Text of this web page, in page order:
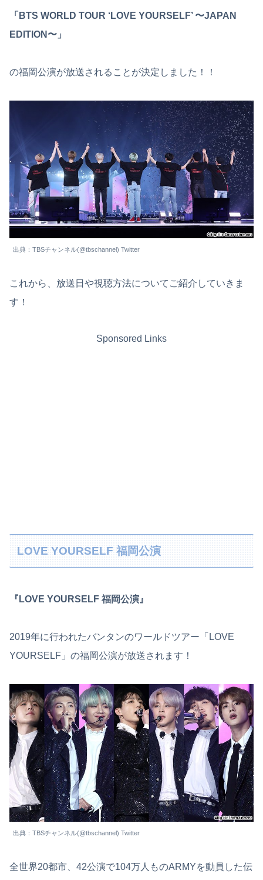
「BTS WORLD TOUR ‘LOVE YOURSELF’ 〜JAPAN
EDITION〜」
の福岡公演が放送されることが決定しました！！
出典：TBSチャンネル(@tbschannel) Twitter
これから、放送日や視聴方法についてご紹介していきま
す！
Sponsored Links
LOVE YOURSELF 福岡公演
『LOVE YOURSELF 福岡公演』
2019年に行われたバンタンのワールドツアー「LOVE
YOURSELF」の福岡公演が放送されます！
出典：TBSチャンネル(@tbschannel) Twitter
全世界20都市、42公演で104万人ものARMYを動員した伝